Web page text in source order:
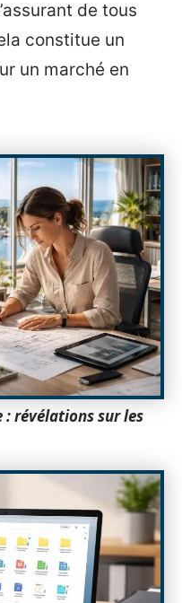
de tous
constitue un
un marché en
révélations sur les